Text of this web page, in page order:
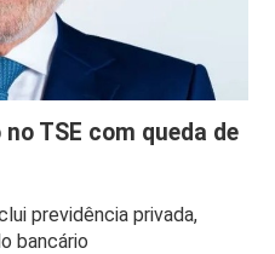
TSE com queda de
previdência privada,
bancário